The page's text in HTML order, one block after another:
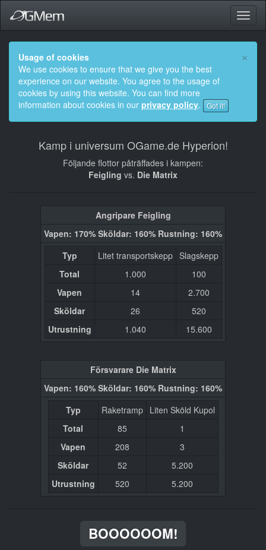
×
Usage of cookies
We use cookies to ensure that we give you the best
experience on our website. You agree to the usage of
cookies by using this website. You can find more
information about cookies in our privacy policy. Got it!
Kamp i universum OGame.de Hyperion!
Följande flottor påträffades i kampen:
Feigling vs. Die Matrix
Angripare Feigling
Vapen: 170% Sköldar: 160% Rustning: 160%
Typ
Litet transportskepp Slagskepp
Total
1.000
100
Vapen
14
2.700
Sköldar
26
520
Utrustning
1.040 15.600
Försvarare Die Matrix
Vapen: 160% Sköldar: 160% Rustning: 160%
Typ
Raketramp
Liten Sköld Kupol
Total
85
1
Vapen
208
3
Sköldar
52
5.200
Utrustning
520 5.200
BOOOOOOM!